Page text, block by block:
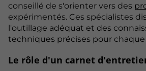
conseillé de s'orienter vers des
expérimentés. Ces spécialistes
l'outillage adéquat et des
techniques précises pour
Le rôle d'un carnet